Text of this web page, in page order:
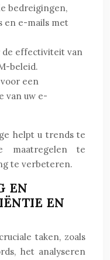
bedreigingen,
en e-mails met
de effectiviteit van
beleid.
een
van uw e-
helpt u trends te
maatregelen te
te verbeteren.
EN
EN
taken, zoals
het analyseren